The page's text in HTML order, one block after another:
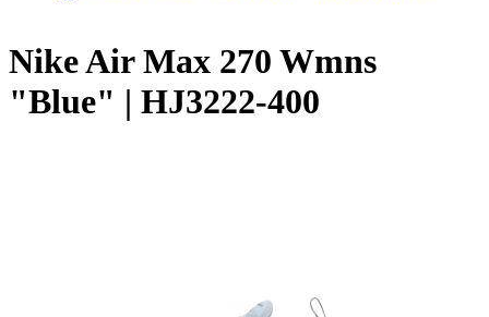
NikeAir Max 270 Wmns
"Blue" | HJ3222-400